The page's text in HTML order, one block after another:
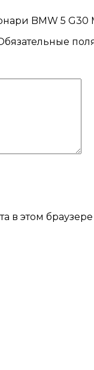
BMW 5 G30
в этом